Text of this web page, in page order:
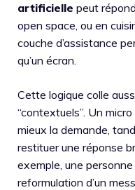
artificielle peut
open space, ou en
couche d’assistance
qu’un écran.
Cette logique colle
“contextuels”. Un
mieux la demande,
restituer une réponse
exemple, une
reformulation d’un